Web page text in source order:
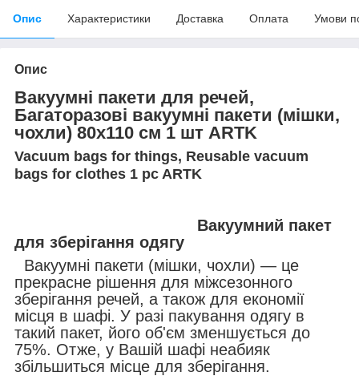
Опис Характеристики Доставка Оплата Умови
Опис
Вакуумні пакети для речей,
Багаторазові вакуумні пакети (мішки,
чохли) 80x110 см 1 шт ARTK
Vacuum bags for things, Reusable vacuum
bags for clothes 1 pc ARTK
Вакуумний пакет
для зберігання одягу
Вакуумні пакети (мішки, чохли) — це
прекрасне рішення для міжсезонного
зберігання речей, а також для економії
місця в шафі. У разі пакування одягу в
такий пакет, його об'єм зменшується до
75%. Отже, у Вашій шафі неабияк
збільшиться місце для зберігання.